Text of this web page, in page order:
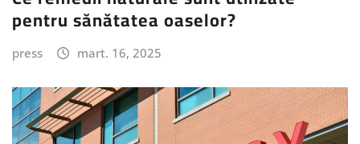
pentru sănătatea oaselor?
press mart. 16, 2025